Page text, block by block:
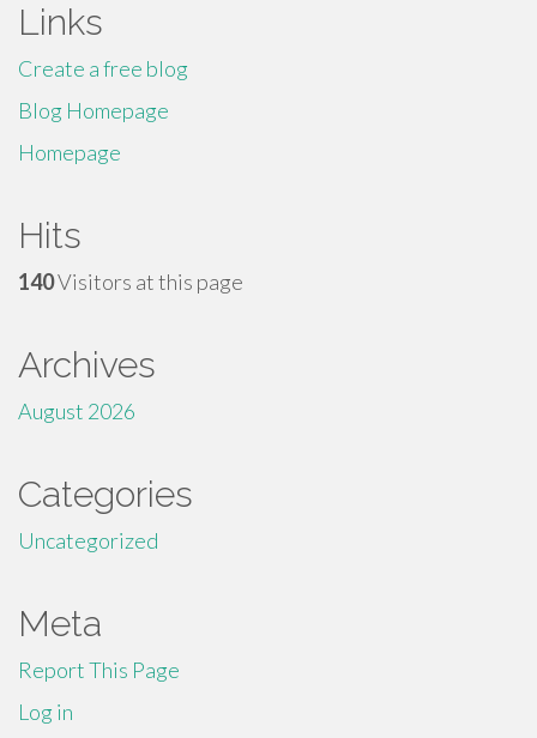
Links
Create a free blog
Blog Homepage
Homepage
Hits
140Visitors at this page
Archives
August 2026
Categories
Uncategorized
Meta
Report This Page
Log in